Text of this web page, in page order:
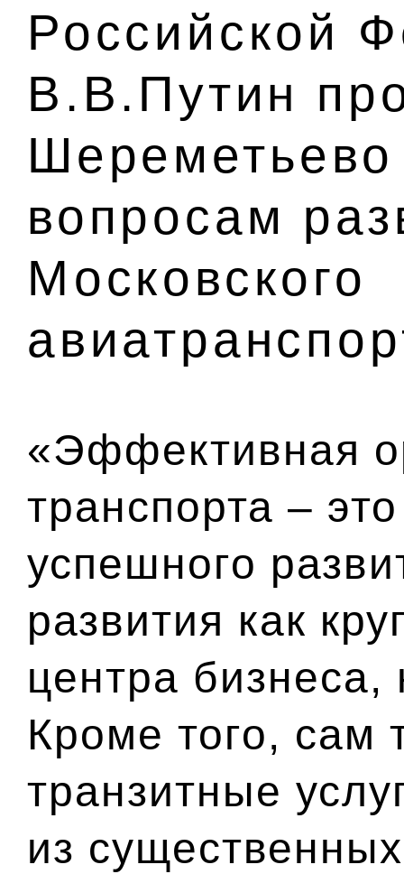
Российской
В.В.Путин
вопросам
Московского
«Эффективная
транспорта –
успешного
развития как
центра бизнеса,
Кроме того, сам
транзитные
из